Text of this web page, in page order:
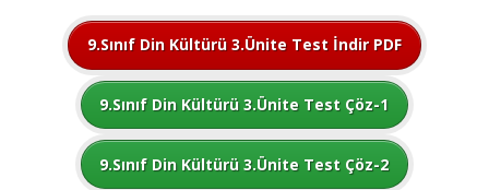
9.Sınıf Din Kültürü 3.Ünite Test İndir PDF
9.Sınıf Din Kültürü 3.Ünite Test Çöz-1
9.Sınıf Din Kültürü 3.Ünite Test Çöz-2